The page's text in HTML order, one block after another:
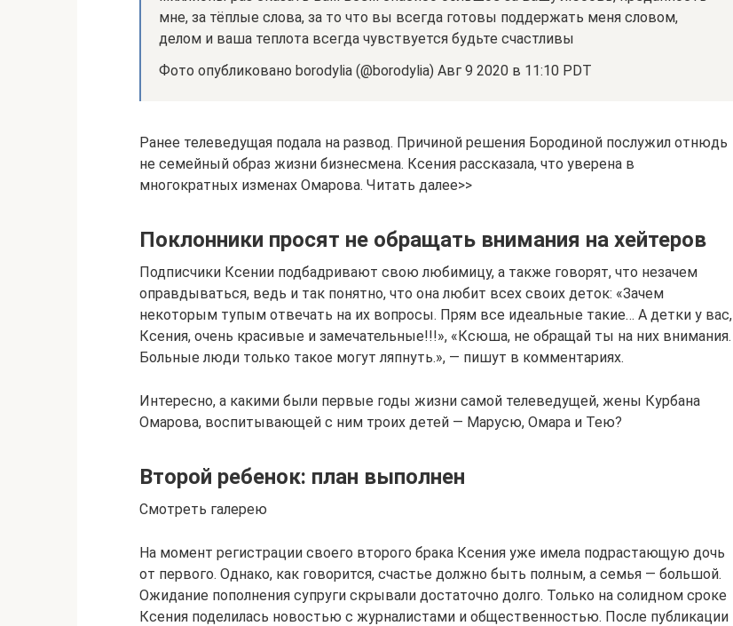
мне, за тёплые слова, за то что вы всегда готовы поддержать меня словом,
делом и ваша теплота всегда чувствуется будьте счастливы
Фото опубликовано borodylia (@borodylia) Авг 9 2020 в 11:10 PDT
Ранее телеведущая подала на развод. Причиной решения Бородиной послужил отнюдь
не семейный образ жизни бизнесмена. Ксения рассказала, что уверена в
многократных изменах Омарова. Читать далее>>
Поклонники просят не обращать внимания на хейтеров
Подписчики Ксении подбадривают свою любимицу, а также говорят, что незачем
оправдываться, ведь и так понятно, что она любит всех своих деток: «Зачем
некоторым тупым отвечать на их вопросы. Прям все идеальные такие… А детки у вас,
Ксения, очень красивые и замечательные!!!», «Ксюша, не обращай ты на них внимания.
Больные люди только такое могут ляпнуть.», — пишут в комментариях.
Интересно, а какими были первые годы жизни самой телеведущей, жены Курбана
Омарова, воспитывающей с ним троих детей — Марусю, Омара и Тею?
Второй ребенок: план выполнен
Смотреть галерею
На момент регистрации своего второго брака Ксения уже имела подрастающую дочь
от первого. Однако, как говорится, счастье должно быть полным, а семья — большой.
Ожидание пополнения супруги скрывали достаточно долго. Только на солидном сроке
Ксения поделилась новостью с журналистами и общественностью. После публикации